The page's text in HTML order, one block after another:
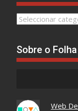
Leia
Sobre o
Web